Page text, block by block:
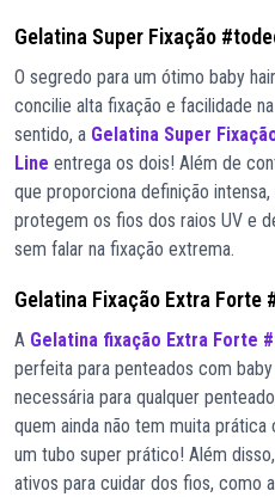
Gelatina Super Fixação
O segredo para um ótimo baby
concilie alta fixação e facilidade
sentido, a Gelatina Super
Line entrega os dois! Além de
que proporciona definição
protegem os fios dos raios UV e
sem falar na fixação extrema.
Gelatina Fixação Extra Forte
A Gelatina fixação Extra Forte
perfeita para penteados com
necessária para qualquer
quem ainda não tem muita
um tubo super prático! Além
ativos para cuidar dos fios, como